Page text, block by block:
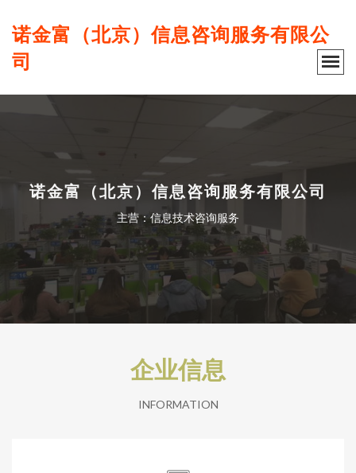
诺金富（北京）信息咨询服务有限公
司
诺金富（北京）信息咨询服务有限公司
主营：信息技术咨询服务
企业信息
INFORMATION